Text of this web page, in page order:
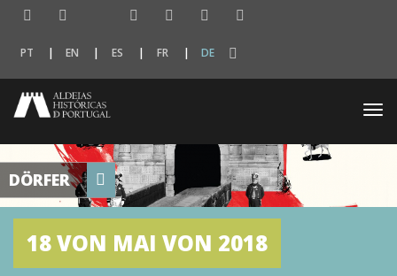
PT EN ES FR DE
DÖRFER
18 VON MAI VON 2018